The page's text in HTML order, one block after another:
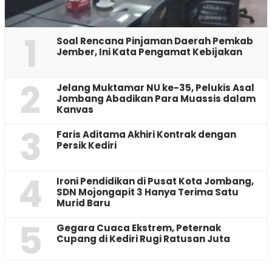
1
‎Soal Rencana Pinjaman Daerah Pemkab
Jember, Ini Kata Pengamat Kebijakan ‎
2
Jelang Muktamar NU ke-35, Pelukis Asal
Jombang Abadikan Para Muassis dalam
Kanvas
3
Faris Aditama Akhiri Kontrak dengan
Persik Kediri
4
Ironi Pendidikan di Pusat Kota Jombang,
SDN Mojongapit 3 Hanya Terima Satu
Murid Baru
5
‎Gegara Cuaca Ekstrem, Peternak
Cupang di Kediri Rugi Ratusan Juta